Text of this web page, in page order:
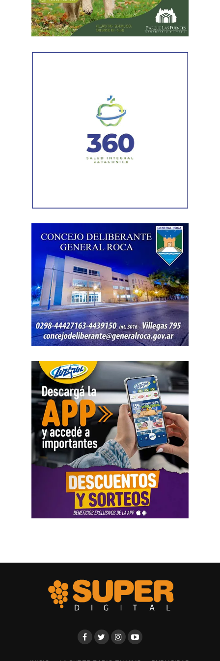
Posteriormente, personal del Gabinete de Criminalística
realizó las diligencias periciales correspondientes, entre
ellas el registro fotográfico de las prendas utilizadas por
investigación que continúa bajo la órbita del Ministerio